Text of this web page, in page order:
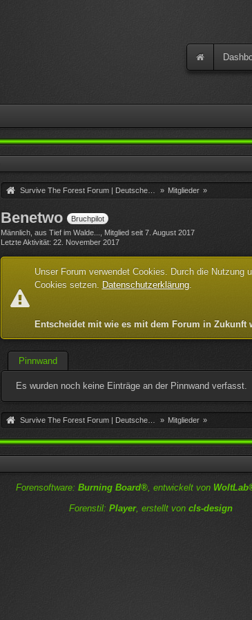
Survive The Forest Forum | Deutsche Community » Mitglieder »
Benetwo
Bruchpilot
Männlich aus Tief im Walde...
Mitglied seit 7. August 2017
Letzte Aktivität 22. November 2017
Unser Forum verwendet Cookies. Durch die
Cookies setzen. Datenschutzerklärung.
Entscheidet mit wie es mit dem Forum in Zukunft
Pinnwand
Es wurden noch keine Einträge an der Pinnwand verfasst.
Survive The Forest Forum | Deutsche Community » Mitglieder »
Forensoftware: Burning Board®, entwickelt von
Forenstil: Player, erstellt von cls-design